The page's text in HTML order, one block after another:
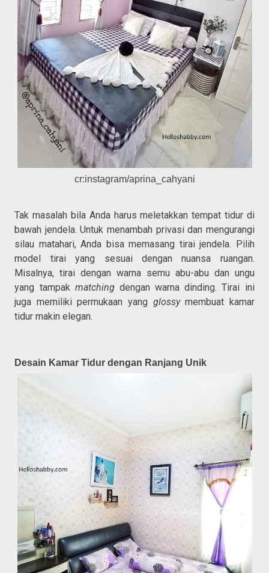
cr:instagram/aprina_cahyani
Tak masalah bila Anda harus meletakkan tempat tidur di
bawah jendela. Untuk menambah privasi dan mengurangi
silau matahari, Anda bisa memasang tirai jendela. Pilih
model tirai yang sesuai dengan nuansa ruangan.
Misalnya, tirai dengan warna semu abu-abu dan ungu
yang tampak matchingdengan warna dinding. Tirai ini
juga memiliki permukaan yang glossymembuat kamar
tidur makin elegan.
Desain Kamar Tidur dengan Ranjang Unik